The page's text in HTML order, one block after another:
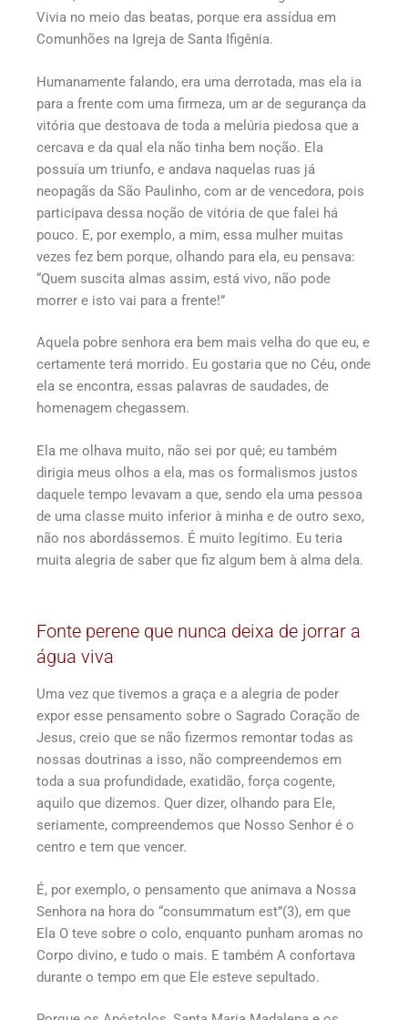
Vivia no meio das beatas, porque era assídua em
Comunhões na Igreja de Santa Ifigênia.
Humanamente falando, era uma derrotada, mas ela ia
para a frente com uma firmeza, um ar de segurança da
vitória que destoava de toda a melúria piedosa que a
cercava e da qual ela não tinha bem noção. Ela
possuía um triunfo, e andava naquelas ruas já
neopagãs da São Paulinho, com ar de vencedora, pois
participava dessa noção de vitória de que falei há
pouco. E, por exemplo, a mim, essa mulher muitas
vezes fez bem porque, olhando para ela, eu pensava:
“Quem suscita almas assim, está vivo, não pode
morrer e isto vai para a frente!”
Aquela pobre senhora era bem mais velha do que eu, e
certamente terá morrido. Eu gostaria que no Céu, onde
ela se encontra, essas palavras de saudades, de
homenagem chegassem.
Ela me olhava muito, não sei por quê; eu também
dirigia meus olhos a ela, mas os formalismos justos
daquele tempo levavam a que, sendo ela uma pessoa
de uma classe muito inferior à minha e de outro sexo,
não nos abordássemos. É muito legítimo. Eu teria
muita alegria de saber que fiz algum bem à alma dela.
Fonte perene que nunca deixa de jorrar a
água viva
Uma vez que tivemos a graça e a alegria de poder
expor esse pensamento sobre o Sagrado Coração de
Jesus, creio que se não fizermos remontar todas as
nossas doutrinas a isso, não compreendemos em
toda a sua profundidade, exatidão, força cogente,
aquilo que dizemos. Quer dizer, olhando para Ele,
seriamente, compreendemos que Nosso Senhor é o
centro e tem que vencer.
É, por exemplo, o pensamento que animava a Nossa
Senhora na hora do “consummatum est”(3), em que
Ela O teve sobre o colo, enquanto punham aromas no
Corpo divino, e tudo o mais. E também A confortava
durante o tempo em que Ele esteve sepultado.